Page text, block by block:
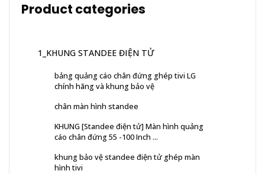
Product categories
1_KHUNG STANDEE ĐIỆN TỬ
bảng quảng cáo chân đứng ghép tivi LG
chính hãng và khung bảo vệ
chân màn hình standee
KHUNG [Standee điện tử] Màn hình quảng
cáo chân đứng 55 -100 Inch ...
khung bảo vệ standee điện tử ghép màn
hình tivi